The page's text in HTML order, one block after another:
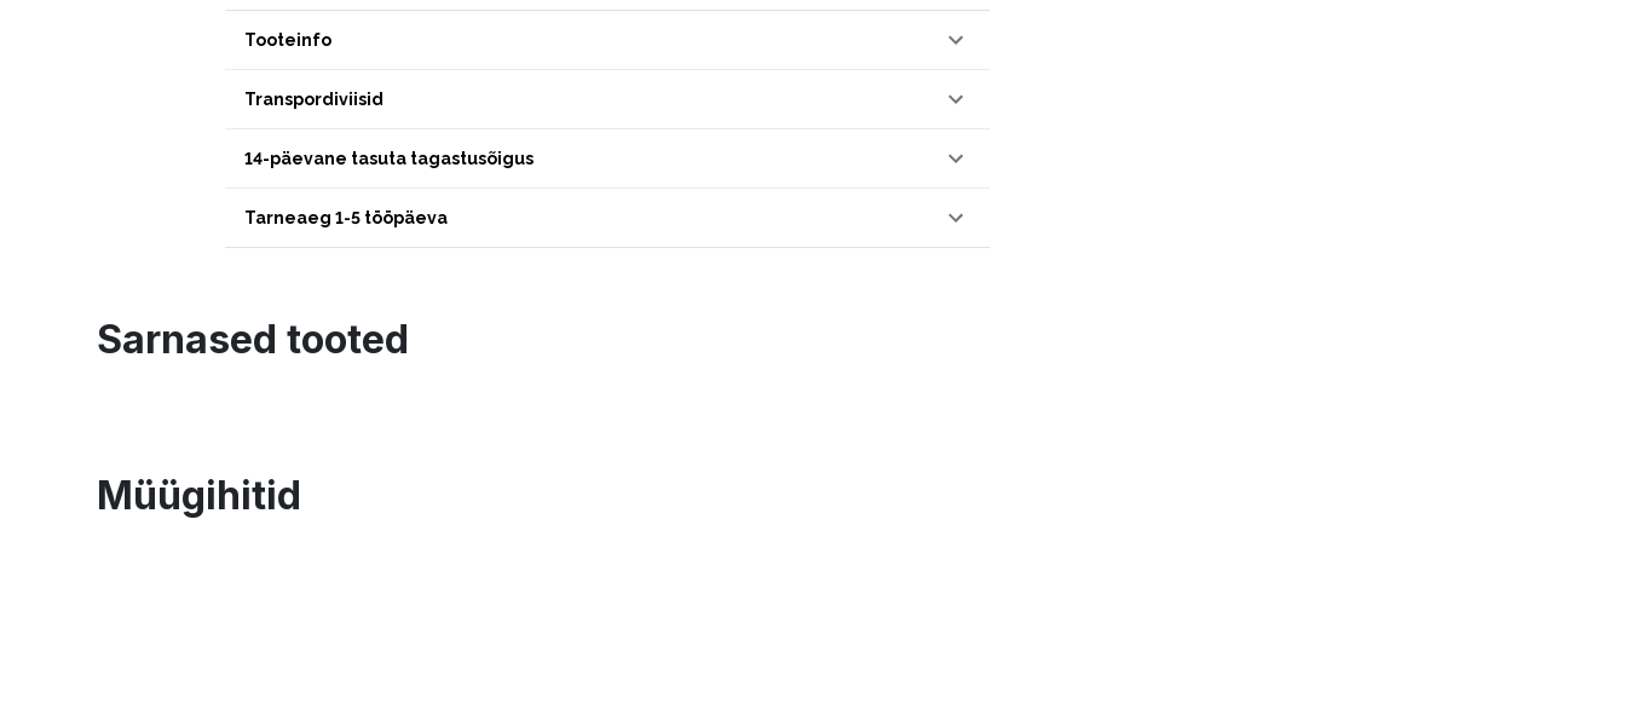
Tooteinfo
Transpordiviisid
14-päevane tasuta tagastusõigus
Tarneaeg 1-5 tööpäeva
Sarnased tooted
Müügihitid